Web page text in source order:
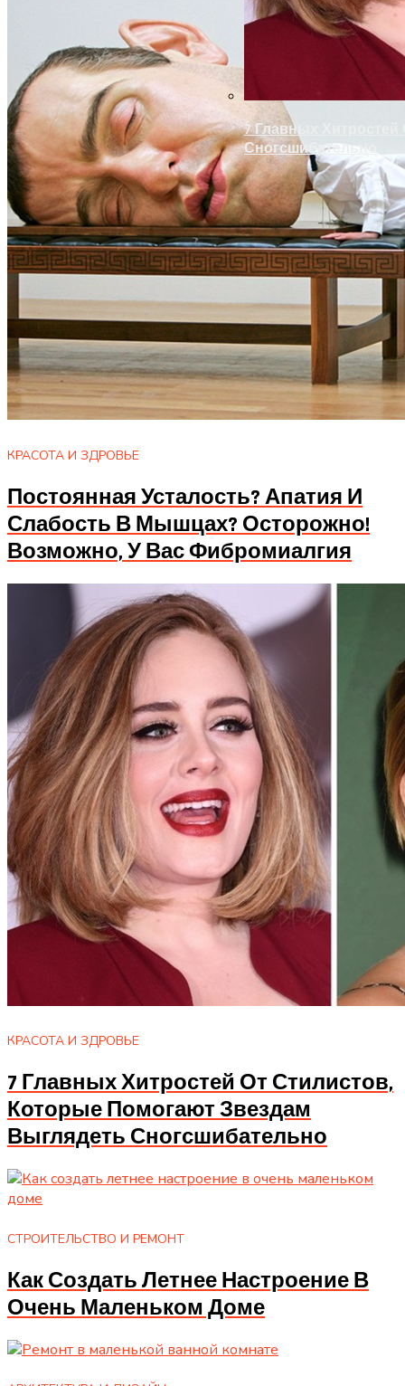
7 Главных
Сногсшибательно
КРАСОТА И ЗДРОВЬЕ
Постоянная Усталость? Апатия И
Слабость В Мышцах? Осторожно!
Возможно, У Вас Фибромиалгия
КРАСОТА И ЗДРОВЬЕ
7 Главных Хитростей От Стилистов,
Которые Помогают Звездам
Выглядеть Сногсшибательно
СТРОИТЕЛЬСТВО И РЕМОНТ
Как Создать Летнее Настроение В
Очень Маленьком Доме